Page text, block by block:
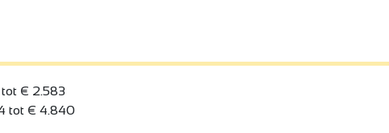
van 30 m², een tweede terrasgedeelte van 40 m².
een gezellige slaapkamer met een bed van 160x200, een
en een doucheruimte met douche en WC. RESERVERING
- TERRAS IN AANBOUW MET FIETSPAD
boord van een uitzonderlijk schip
op het water van de Rhône, aan boord van deze charmante
tot € 2.583
tot € 4.840